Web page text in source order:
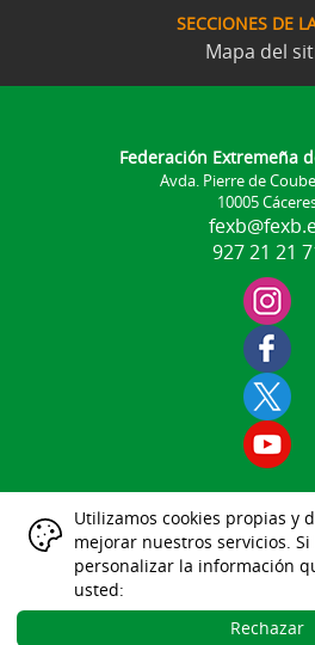
SECCIONES DE
Mapa del
Federación Extremeña
Avda. Pierre de
10005
927 21 21
Aviso
|
Datos
||
Política de
||
Utilizamos cookies propias y
mejorar nuestros servicios.
personalizar la información
usted:
Rechazar